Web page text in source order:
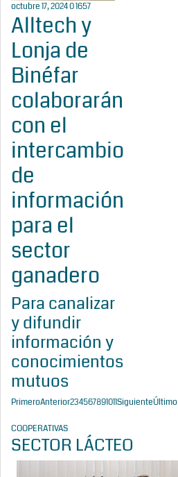
octubre 17, 202401657
Alltech y
Lonja de
Binéfar
colaborarán
con el
intercambio
de
información
para el
sector
ganadero
Para canalizar
y difundir
información y
conocimientos
mutuos
PrimeroAnterior234567891011SiguienteÚltimo
COOPERATIVAS
SECTOR LÁCTEO